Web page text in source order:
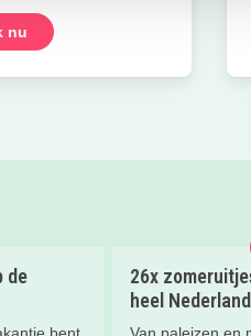
nu
de
26x
heel Nederland